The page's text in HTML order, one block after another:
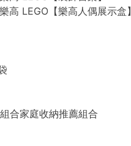
LEGO【樂高人偶展示盒】
合家庭收納推薦組合